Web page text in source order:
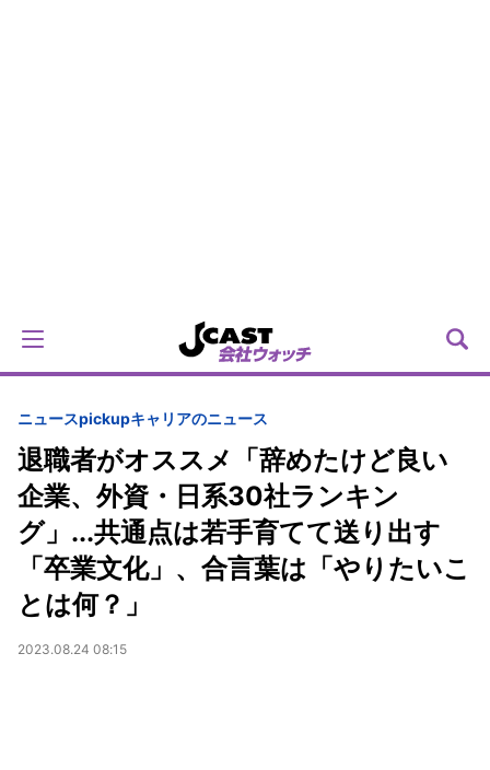
ニュースpickupキャリアのニュース
退職者がオススメ「辞めたけど良い
企業、外資・日系30社ランキン
グ」...共通点は若手育てて送り出す
「卒業文化」、合言葉は「やりたいこ
とは何？」
2023.08.24 08:15